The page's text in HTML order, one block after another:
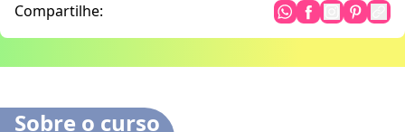
Compartilhe:
Sobre o curso